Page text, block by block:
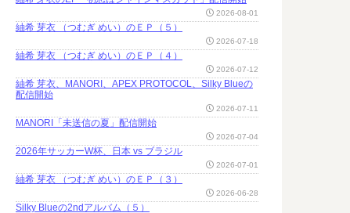
2026-08-01
紬希 芽衣 （つむぎ めい）のＥＰ（５）
2026-07-18
紬希 芽衣 （つむぎ めい）のＥＰ（４）
2026-07-12
紬希 芽衣、MANORI、APEX PROTOCOL、Silky Blueの
配信開始
2026-07-11
MANORI「未送信の夏」配信開始
2026-07-04
2026年サッカーW杯、日本 vs ブラジル
2026-07-01
紬希 芽衣 （つむぎ めい）のＥＰ（３）
2026-06-28
Silky Blueの2ndアルバム（５）